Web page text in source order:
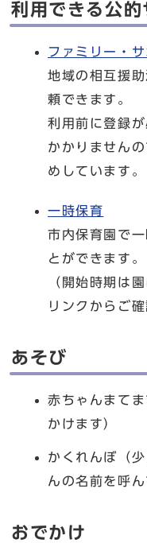
利用できる公的
ファミリー・
地域の相互援
頼できます。
利用前に登録
かかりません
めしています。
一時保育
市内保育園で
とができます。
（開始時期は
リンクからご確
あそび
赤ちゃんまて
かけます）
かくれんぼ（
んの名前を呼
おでかけ